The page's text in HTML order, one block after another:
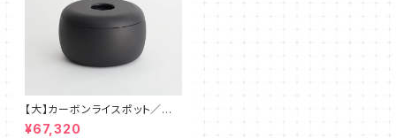
【大】カーボンライスポット／専
用ケース
¥67,320